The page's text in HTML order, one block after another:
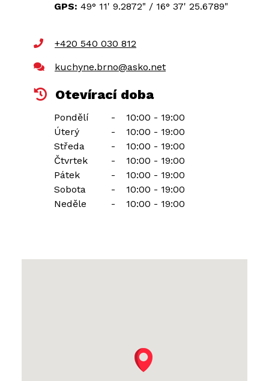
GPS: 49° 11' 9.2872" / 16° 37' 25.6789"
+420 540 030 812
kuchyne.brno@asko.net
Otevírací doba
Pondělí -
10:00 - 19:00
Úterý
-
10:00 - 19:00
Středa
-
10:00 - 19:00
Čtvrtek
-
10:00 - 19:00
Pátek
-
10:00 - 19:00
Sobota
-
10:00 - 19:00
Neděle
- 10:00 - 19:00